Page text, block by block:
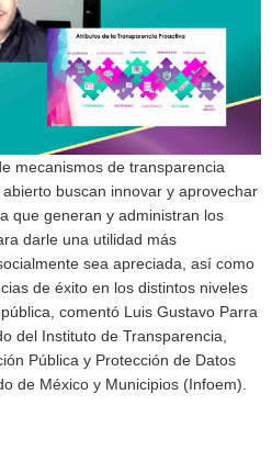
mecanismos de transparencia
buscan innovar y aprovechar
que generan y administran los
darle una utilidad más
sea apreciada, así como
de éxito en los distintos niveles
comentó Luis Gustavo Parra
del Instituto de Transparencia,
Pública y Protección de Datos
de México y Municipios (Infoem).